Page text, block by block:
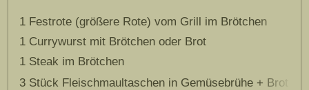
1 Festrote (größere Rote) vom Grill im Brötchen
1 Currywurst mit Brötchen oder Brot
1 Steak im Brötchen
3 Stück Fleischmaultaschen in Gemüsebrühe + Brot